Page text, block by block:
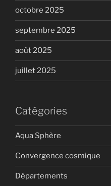
octobre 2025
septembre 2025
août 2025
juillet 2025
Catégories
Aqua Sphère
Convergence cosmique
Départements